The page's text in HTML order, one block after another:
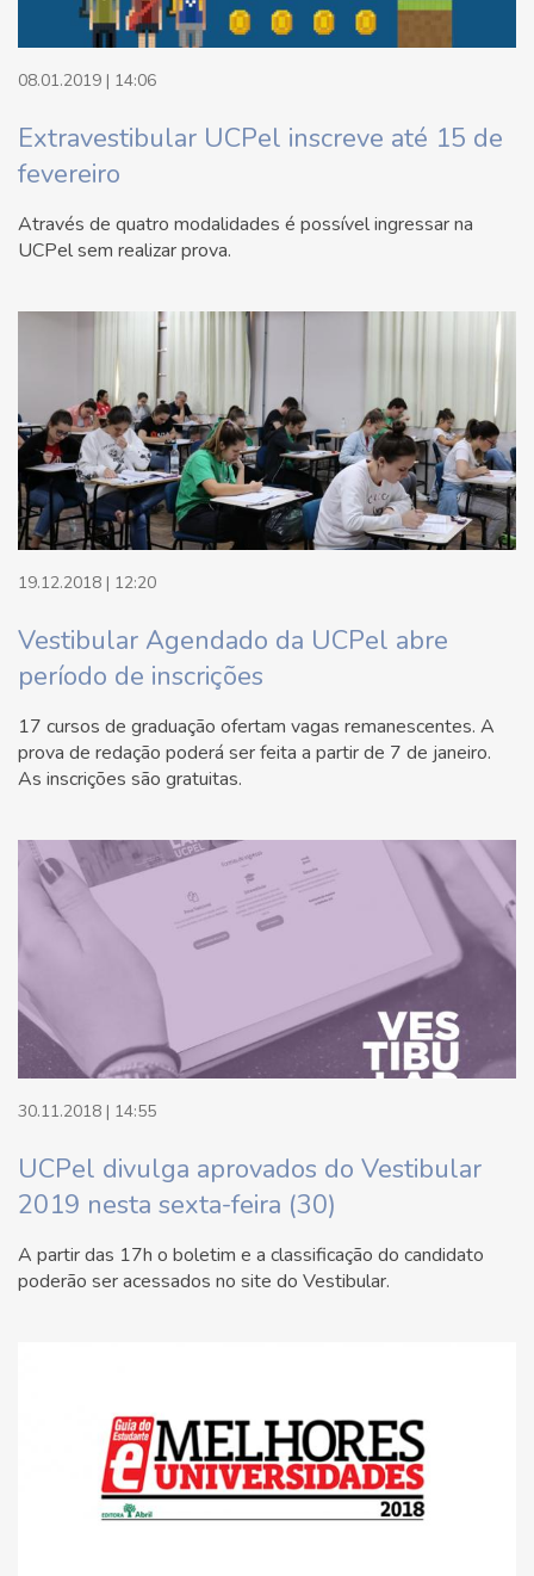
08.01.2019 | 14:06
Extravestibular UCPel inscreve até 15 de
fevereiro
Através de quatro modalidades é possível ingressar na
UCPel sem realizar prova.
19.12.2018 | 12:20
Vestibular Agendado da UCPel abre
período de inscrições
17 cursos de graduação ofertam vagas remanescentes. A
prova de redação poderá ser feita a partir de 7 de janeiro.
As inscrições são gratuitas.
30.11.2018 | 14:55
UCPel divulga aprovados do Vestibular
2019 nesta sexta-feira (30)
A partir das 17h o boletim e a classificação do candidato
poderão ser acessados no site do Vestibular.